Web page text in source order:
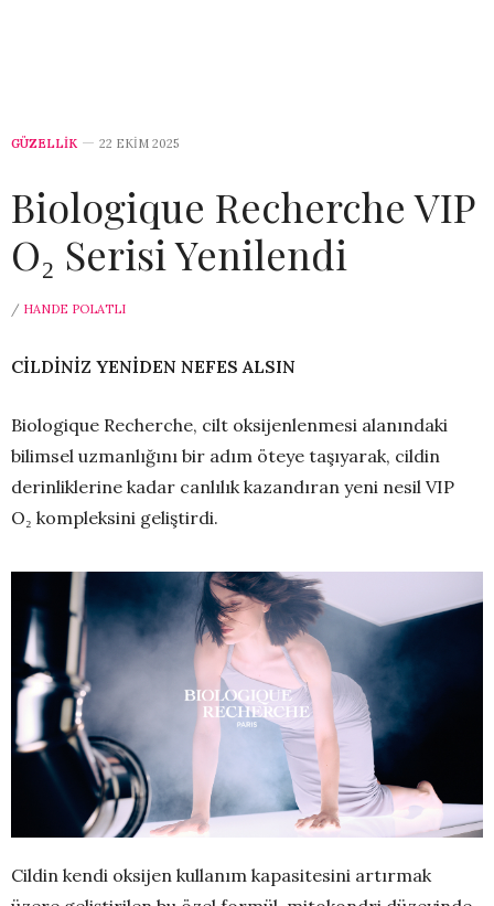
GÜZELLİK 22 EKIM 2025
Biologique Recherche VIP
O₂ Serisi Yenilendi
/ HANDE POLATLI
CİLDİNİZ YENİDEN NEFES ALSIN
Biologique Recherche, cilt oksijenlenmesi alanındaki
bilimsel uzmanlığını bir adım öteye taşıyarak, cildin
derinliklerine kadar canlılık kazandıran yeni nesil VIP
O₂ kompleksini geliştirdi.
Cildin kendi oksijen kullanım kapasitesini artırmak